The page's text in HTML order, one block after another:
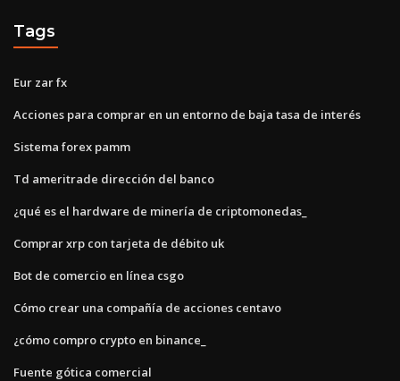
Tags
Eur zar fx
Acciones para comprar en un entorno de baja tasa de interés
Sistema forex pamm
Td ameritrade dirección del banco
¿qué es el hardware de minería de criptomonedas_
Comprar xrp con tarjeta de débito uk
Bot de comercio en línea csgo
Cómo crear una compañía de acciones centavo
¿cómo compro crypto en binance_
Fuente gótica comercial